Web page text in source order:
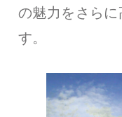
の魅力をさらに
す。